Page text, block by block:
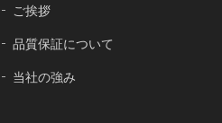
ご挨拶
品質保証について
当社の強み